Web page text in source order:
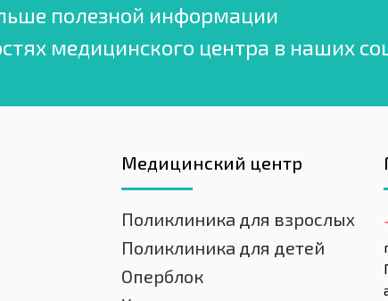
полезной информации
медицинского центра в наших
Медицинский центр
Поликлиника для взрослых
Поликлиника для детей
Оперблок